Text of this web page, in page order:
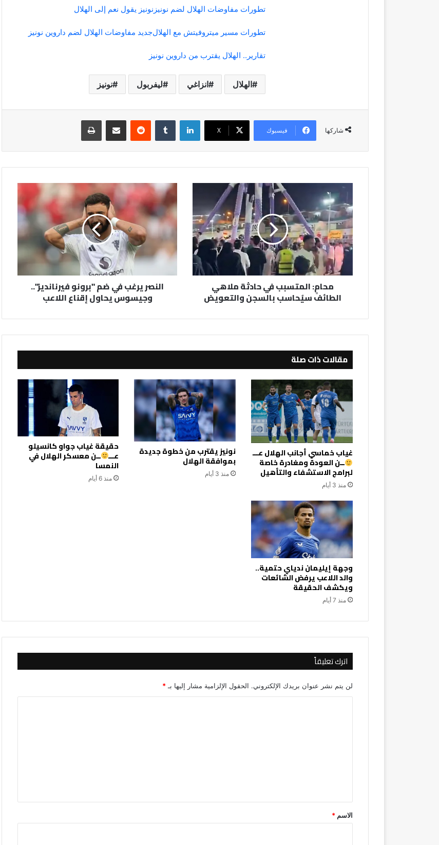
تطورات مفاوضات الهلال لضم نونيز نونيز يقول نعم إلى الهلال
تطورات مسير ميتروفيتش مع الهلالجديد مفاوضات الهلال لضم داروين نونيز
تقارير.. الهلال يقترب من داروين نونيز
الهلال انزاغي ليفربول نونيز
شاركها فيسبوك ‫X
لينكدإن مشاركة عبر البريد طباعة
محامٍ:
المتسبب
في
حادثة
ملاهي
الطائف
سيُحاسب
بالسجن
والتعويض
محامٍ: المتسبب في حادثة ملاهي
الطائف سيُحاسب بالسجن والتعويض
النصر
يرغب
في
ضم
"برونو
فيرنانديز"..
وجيسوس
إقناع
اللاعبالنصر يرغب في ضم "برونو فيرنانديز"..
وجيسوس يحاول إقناع اللاعب
مقالات ذات صلة
غياب خماسي أجانب الهلال عـــ
ــن العودة ومغادرة خاصة
لبرامج الاستشفاء والتأهيل
منذ 3 أيام
نونيز يقترب من خطوة جديدة
بموافقة الهلال
منذ 3 أيام
حقيقة غياب جواو كانسيلو
عـــ ــن معسكر الهلال في
النمسا
منذ 6 أيام
وجهة إيليمان ندياي حتمية..
والد اللاعب يرفض الشائعات
ويكشف الحقيقة
منذ 7 أيام
اترك تعليقاً
لن يتم نشر عنوان بريدك الإلكتروني. الحقول الإلزامية مشار إليها بـ *
*
الاسم *